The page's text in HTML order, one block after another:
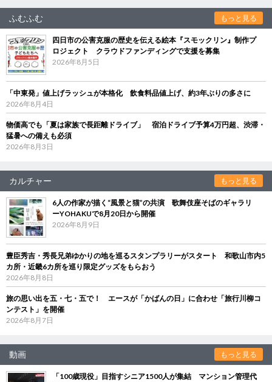
ふむふむ もっと見る
四日市の公害克服の歴史を伝える絵本『スモックリン』制作プ
ロジェクト クラウドファンディングで支援を募集
2026年8月5日
「中東発」値上げラッシュが本格化 飲食料品値上げ、約3年ぶりの多さに
2026年8月4日
物価高でも「夏は家族で長距離ドライブ」 宿泊ドライブ予算4万円超、渋滞・
猛暑への備えも必須
2026年8月3日
カルチャー もっと見る
6人の作家が描く“風景と猫”の共演 歌舞伎座そばのギャラリ
ーYOHAKUで8月20日から開催
2026年8月9日
豊臣秀吉・秀長兄弟ゆかりの地を巡るスタンプラリーがスタート 和歌山市内5
カ所・近畿6カ所を巡り限定グッズをもらおう
2026年8月8日
旅の思い出を五・七・五で！ エースが「かばんの日」に合わせ「旅行川柳コ
ンテスト」を開催
2026年8月7日
動画 もっと見る
「100歳現役」目指すシニア1500人が集結 マンション管理代